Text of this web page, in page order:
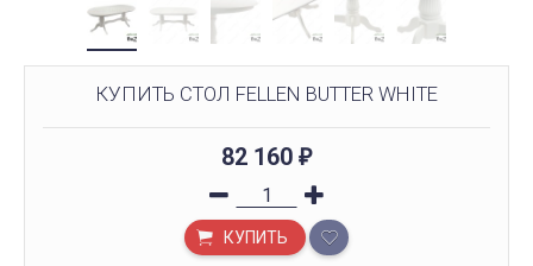
КУПИТЬ СТОЛ FELLEN BUTTER WHITE
82 160 ₽
КУПИТЬ